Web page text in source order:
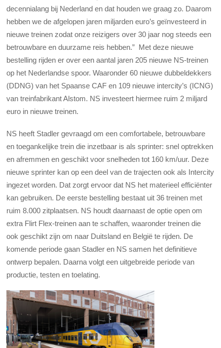
decennialang bij Nederland en dat houden we graag zo. Daarom
hebben we de afgelopen jaren miljarden euro’s geïnvesteerd in
nieuwe treinen zodat onze reizigers over 30 jaar nog steeds een
betrouwbare en duurzame reis hebben.” Met deze nieuwe
bestelling rijden er over een aantal jaren 205 nieuwe NS-treinen
op het Nederlandse spoor. Waaronder 60 nieuwe dubbeldekkers
(DDNG) van het Spaanse CAF en 109 nieuwe intercity’s (ICNG)
van treinfabrikant Alstom. NS investeert hiermee ruim 2 miljard
euro in nieuwe treinen.
NS heeft Stadler gevraagd om een comfortabele, betrouwbare
en toegankelijke trein die inzetbaar is als sprinter: snel optrekken
en afremmen en geschikt voor snelheden tot 160 km/uur. Deze
nieuwe sprinter kan op een deel van de trajecten ook als Intercity
ingezet worden. Dat zorgt ervoor dat NS het materieel efficiënter
kan gebruiken. De eerste bestelling bestaat uit 36 treinen met
ruim 8.000 zitplaatsen. NS houdt daarnaast de optie open om
extra Flirt Flex-treinen aan te schaffen, waaronder treinen die
ook geschikt zijn om naar Duitsland en België te rijden. De
komende periode gaan Stadler en NS samen het definitieve
ontwerp bepalen. Daarna volgt een uitgebreide periode van
productie, testen en toelating.